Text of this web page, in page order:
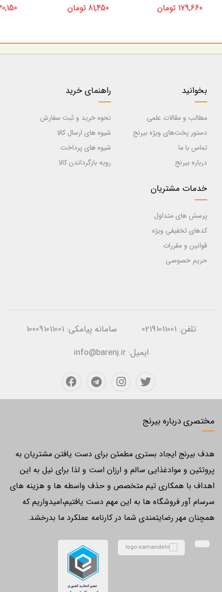
179,660 تومان 81,450 تومان 30,150
بخوانید
مطالب و مقالات علمی
دستور پخت‌های ویژه بیرنج
تماس با ما
درباره بیرنج
راهنمای خرید
نحوه خرید و ثبت سفارش
شیوه های ارسال کالا
شیوه های پرداخت
رویه بازگرداندن کالا
خدمات مشتریان
پرسش های متداول
کدهای تخفیفی ویژه
قوانین و مقررات
حریم خصوصی
تلفن:02191011001 سامانه پیامکی:100091011001
ایمیل:info@barenj.ir
مختصری درباره بیرنج
هدف بیرنج ایجاد بستری مطمئن برای دست یافتن مشتریان به
پروتئین و موادغذایی سالم و ارزان است و لذا برای نیل به این
اهداف با همکاری تیم متخصص و حذف واسطه ها و هزینه های
سرسام آور فروشگاه ها به این مهم دست یافتیم،امیدواریم که
همچنان مهر رضایتمندی شما در کارنامه عملکرد ما بدرخشد.